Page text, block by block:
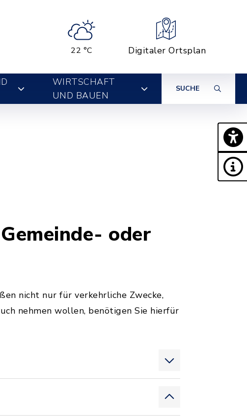
22 °C Digitaler Ortsplan
WIRTSCHAFT
UND BAUEN
SUCHE
oder
nicht nur für verkehrliche Zwecke,
nehmen wollen, benötigen Sie hierfür